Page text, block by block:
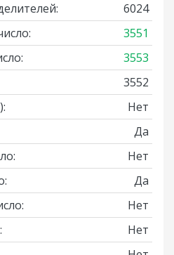
6024
3551
3553
3552
:
Нет
Да
Нет
Да
Нет
Нет